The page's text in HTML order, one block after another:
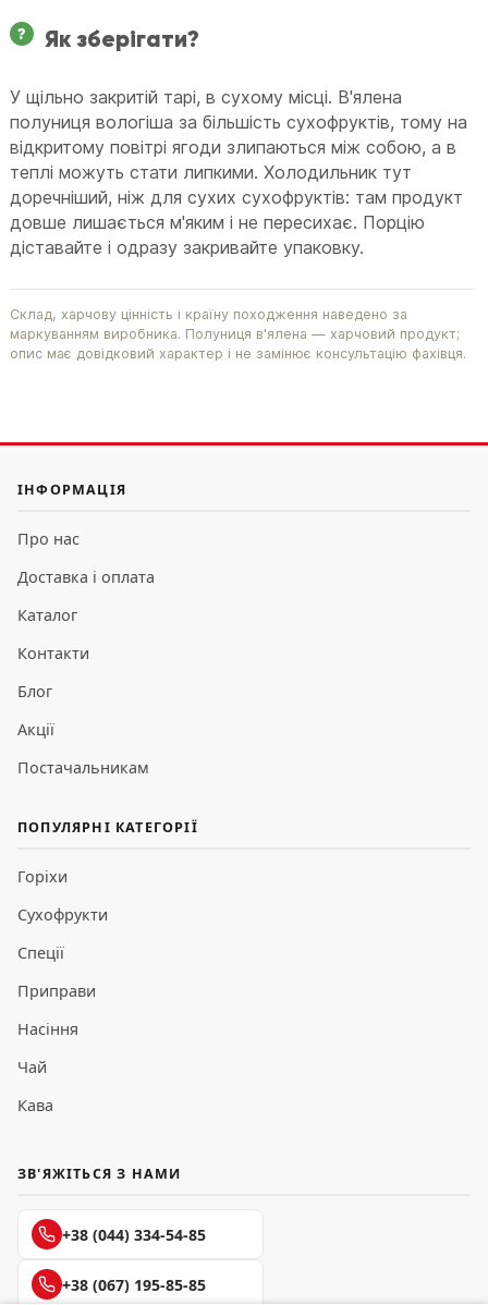
Як зберігати?
У щільно закритій тарі, в сухому місці. В'ялена
полуниця вологіша за більшість сухофруктів, тому на
відкритому повітрі ягоди злипаються між собою, а в
теплі можуть стати липкими. Холодильник тут
доречніший, ніж для сухих сухофруктів: там продукт
довше лишається м'яким і не пересихає. Порцію
діставайте і одразу закривайте упаковку.
Склад, харчову цінність і країну походження наведено за
маркуванням виробника. Полуниця в'ялена — харчовий продукт;
опис має довідковий характер і не замінює консультацію фахівця.
ІНФОРМАЦІЯ
Про нас
Доставка і оплата
Каталог
Контакти
Блог
Акції
Постачальникам
ПОПУЛЯРНІ КАТЕГОРІЇ
Горіхи
Сухофрукти
Спеції
Приправи
Насіння
Чай
Кава
ЗВ'ЯЖІТЬСЯ З НАМИ
+38 (044) 334-54-85
+38 (067) 195-85-85